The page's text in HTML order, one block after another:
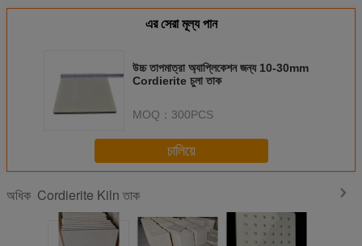
এর সেরা মূল্য পান
উচ্চ তাপমাত্রা অ্যাপ্লিকেশন জন্য 10-30mm
Cordierite চুলা তাক
MOQ： 300PCS
চালিয়ে
অধিক Cordierite Kiln তাক